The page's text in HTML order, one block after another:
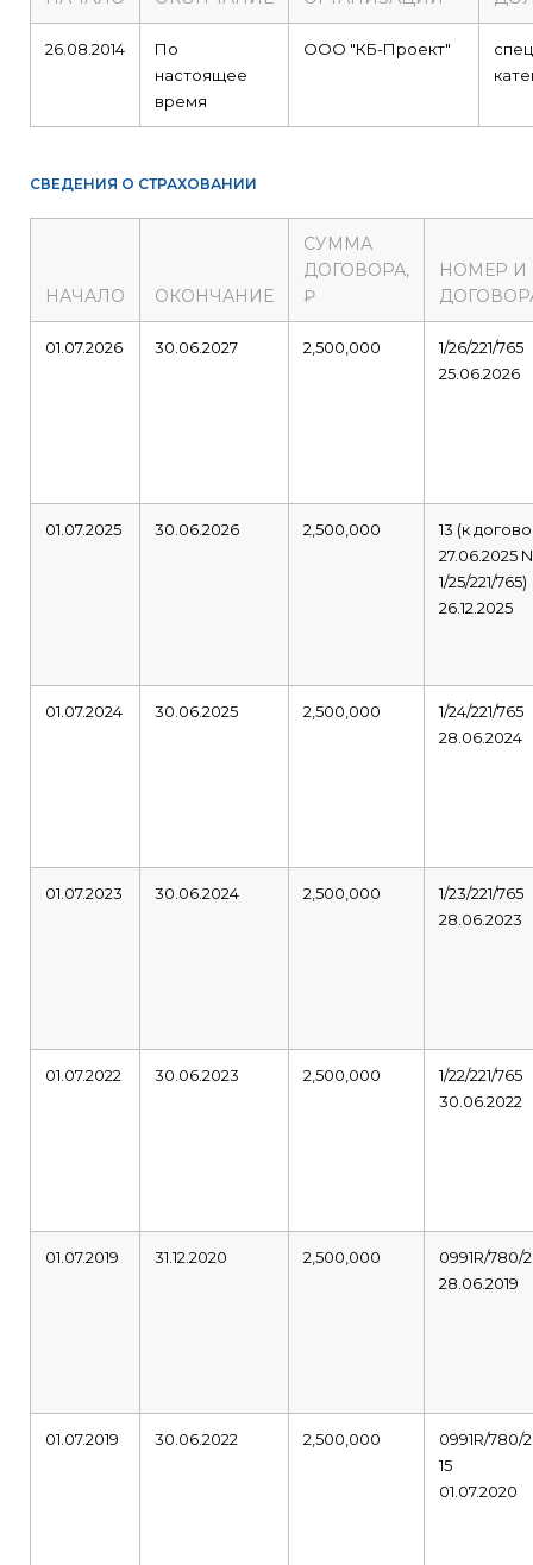
26.08.2014
По
настоящее
время
ООО "КБ-Проект"
СВЕДЕНИЯ О СТРАХОВАНИИ
НАЧАЛО ОКОНЧАНИЕ
СУММА
ДОГОВОРА,
₽
НОМЕР И
01.07.2026 30.06.2027 2,500,000
1/26/221/765
25.06.2026
01.07.2025 30.06.2026 2,500,000
13 (к
27.06.2025
1/25/221/765)
26.12.2025
01.07.2024 30.06.2025 2,500,000
1/24/221/765
28.06.2024
01.07.2023 30.06.2024 2,500,000
1/23/221/765
28.06.2023
01.07.2022 30.06.2023 2,500,000
1/22/221/765
30.06.2022
01.07.2019 31.12.2020 2,500,000
0991R/780/
28.06.2019
01.07.2019 30.06.2022 2,500,000
0991R/780/
15
01.07.2020